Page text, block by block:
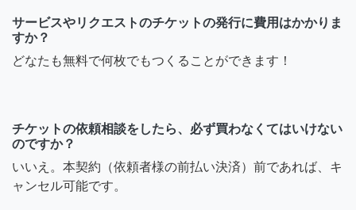
サービスやリクエストのチケットの発行に費用はかかりま
すか？
どなたも無料で何枚でもつくることができます！
チケットの依頼相談をしたら、必ず買わなくてはいけない
のですか？
いいえ。本契約（依頼者様の前払い決済）前であれば、キ
ャンセル可能です。